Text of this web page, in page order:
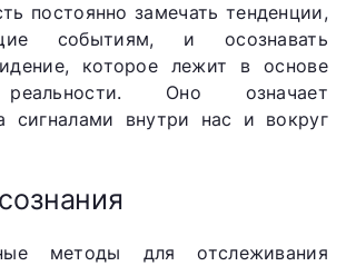
постоянно замечать тенденции,
событиям, и осознавать
которое лежит в основе
Оно означает
сигналами внутри нас и вокруг
методы для отслеживания